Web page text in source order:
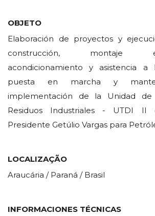
OBJETO
Elaboración de proyectos y
construcción, montaje
acondicionamiento y asistencia a
puesta en marcha y
implementación de la Unidad de
Residuos Industriales - UTDI II
Presidente Getúlio Vargas para
LOCALIZAÇÃO
Araucária / Paraná / Brasil
INFORMACIONES TÉCNICAS